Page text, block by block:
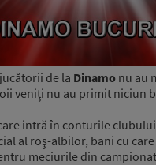
de la Dinamo nu au
veniţi nu au primit niciun
intră în conturile
al roş-albilor, bani cu care
meciurile din